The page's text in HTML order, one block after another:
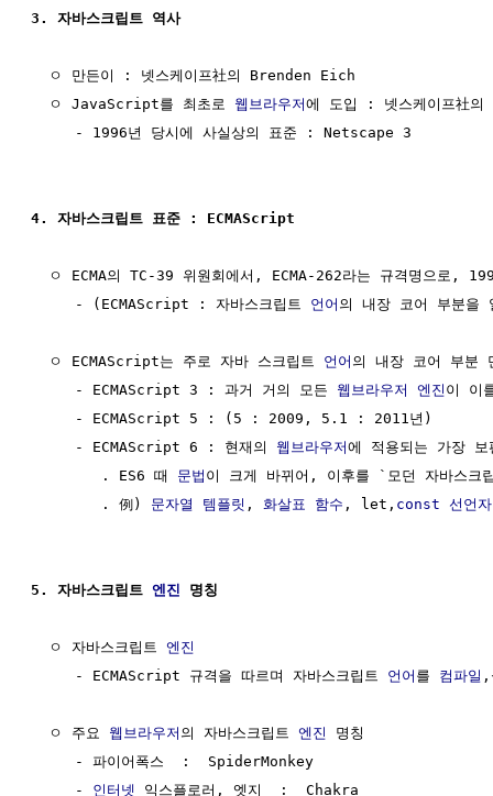
3. 자바스크립트 역사
  ㅇ 만든이 : 넷스케이프社의 Brenden Eich
  ㅇ JavaScript를 최초로
웹브라우저에 도입 : 넷스케이프社의
     - 1996년 당시에 사실상의 표준 : Netscape 3
4. 자바스크립트 표준 : ECMAScript
ㅇ ECMA의 TC-39 위원회에서, ECMA-262라는 규격명으로,
     - (ECMAScript : 자바스크립트
언어 의 내장 코어 부분을
  ㅇ ECMAScript는 주로 자바 스크립트
언어 의 내장 코어 부분
     - ECMAScript 3 : 과거 거의 모든
웹브라우저 엔진 이 이
     - ECMAScript 5 : (5 : 2009, 5.1 : 2011년)
     - ECMAScript 6 : 현재의
웹브라우저에 적용되는 가장
        . ES6 때
문법 이 크게 바뀌어, 이후를 `모던 자바스크
        . 例)
문자열 템플릿 , 화살표 함수 , let, const 선언자
5. 자바스크립트 엔진 명칭
  ㅇ 자바스크립트
엔진
     - ECMAScript 규격을 따르며 자바스크립트
언어 를 컴파일 ,
  ㅇ 주요
웹브라우저 의 자바스크립트 엔진
명칭
     - 파이어폭스  :  SpiderMonkey
     -
인터넷 익스플로러, 엣지  :  Chakra